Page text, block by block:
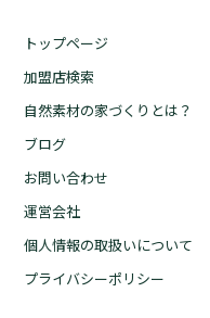
トップページ
加盟店検索
自然素材の家づくりとは？
ブログ
お問い合わせ
運営会社
個人情報の取扱いについて
プライバシーポリシー